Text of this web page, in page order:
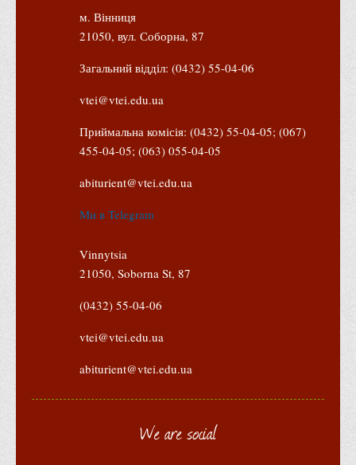
власності
Система управління навчанням
Розклади, графіки
Графіки освітнього процесу
Бази практик
Студентське наукове товариство «ВАТРА»
ТОП-20 кращих студентів 2025
ТОП-20 кращих студентів 2022
ТОП-20 кращих студентів 2021
м. Вінниця
21050, вул. Соборна, 87
Загальний відділ: (0432) 55-04-06
vtei@vtei.edu.ua
Приймальна комісія: (0432) 55-04-05; (067)
455-04-05; (063) 055-04-05
abiturient@vtei.edu.ua
Ми в Telegram
Vinnytsia
21050, Soborna St, 87
(0432) 55-04-06
vtei@vtei.edu.ua
abiturient@vtei.edu.ua
We are social